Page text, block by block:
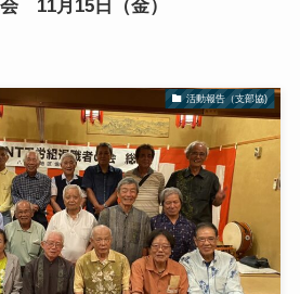
11月15日（金）
活動報告（支部協)